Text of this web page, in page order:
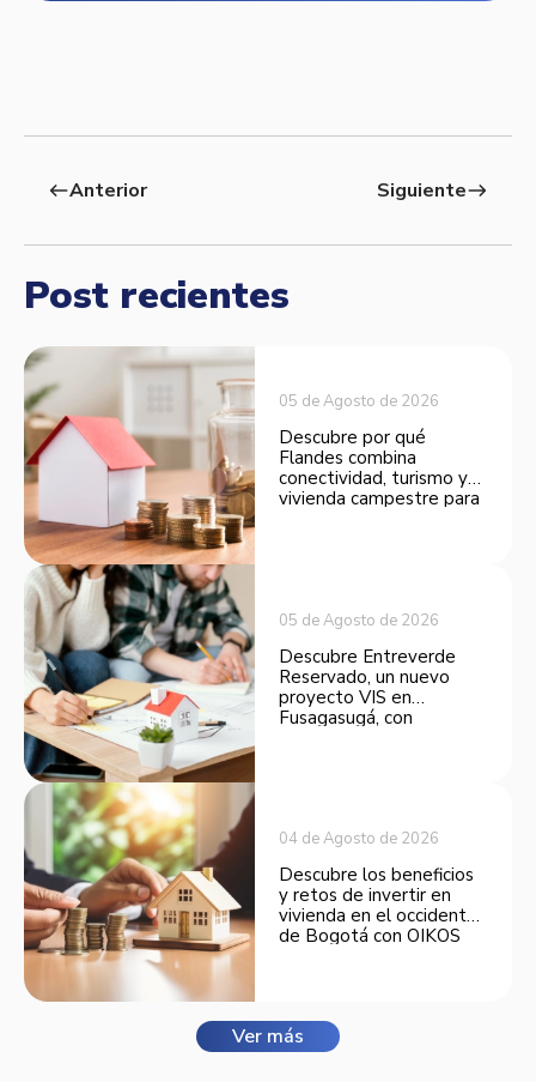
westAnterior Siguienteeast
Post recientes
05 de Agosto de 2026
Descubre por qué
Flandes combina
conectividad, turismo y
vivienda campestre para
05 de Agosto de 2026
Descubre Entreverde
Reservado, un nuevo
proyecto VIS en
Fusagasugá, con
04 de Agosto de 2026
Descubre los beneficios
y retos de invertir en
vivienda en el occidente
de Bogotá con OIKOS
Ver más